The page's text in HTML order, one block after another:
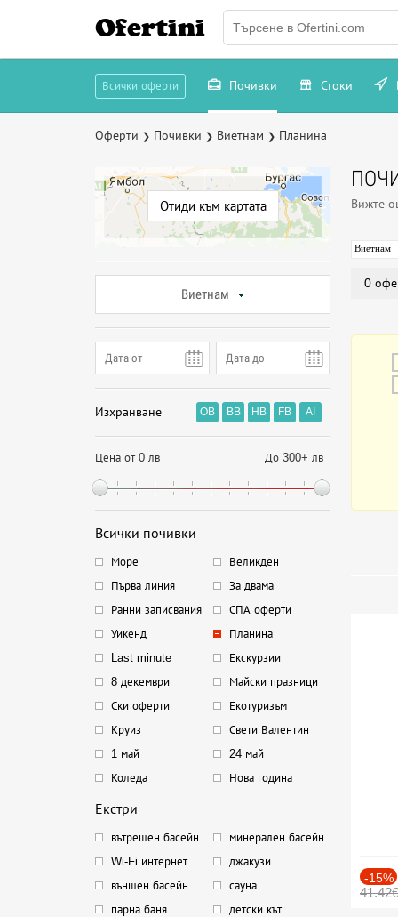
Ofertini
Всички оферти Почивки Стоки
Оферти ❯ Почивки ❯ Виетнам ❯ Планина
Отиди към картата
Виетнам
Изхранване OB BB HB FB AI
Цена от 0 лв До 300+ лв
Всички почивки
Море
Великден
Първа линия
За двама
Ранни записвания
СПА оферти
Уикенд
Планина
Last minute
Екскурзии
8 декември
Майски празници
Ски оферти
Екотуризъм
Круиз
Свети Валентин
1 май
24 май
Коледа
Нова година
Екстри
вътрешен басейн
минерален басейн
Wi-Fi интернет
джакузи
външен басейн
сауна
парна баня
детски кът
Вижте
Виетнам
0
-15%
41.42€